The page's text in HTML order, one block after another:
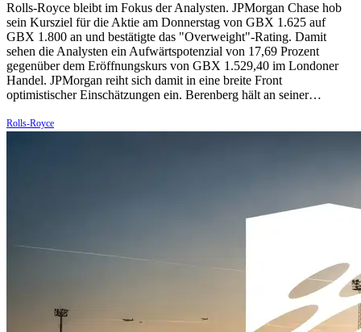
Rolls-Royce bleibt im Fokus der Analysten. JPMorgan Chase hob
sein Kursziel für die Aktie am Donnerstag von GBX 1.625 auf
GBX 1.800 an und bestätigte das "Overweight"-Rating. Damit
sehen die Analysten ein Aufwärtspotenzial von 17,69 Prozent
gegenüber dem Eröffnungskurs von GBX 1.529,40 im Londoner
Handel. JPMorgan reiht sich damit in eine breite Front
optimistischer Einschätzungen ein. Berenberg hält an seiner…
Rolls-Royce